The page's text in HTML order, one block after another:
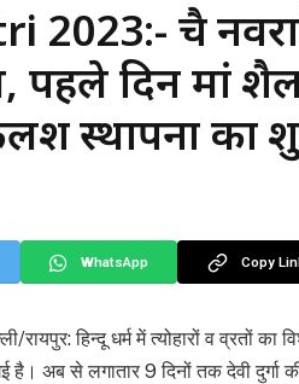
चैत्र
दिन मां
स्थापना का
WhatsApp Copy
हिन्दू धर्म में त्योहारों व व्रतों का
है। अब से लगातार 9 दिनों तक देवी दुर्गा